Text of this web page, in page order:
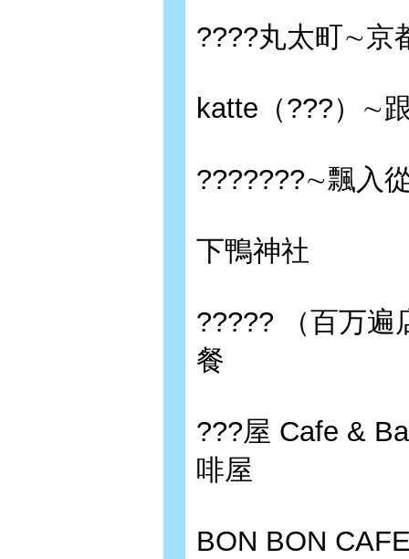
????丸太町∼京
katte（???）∼
???????∼飄入
下鴨神社
????? （百万遍
餐
???屋 Cafe &
啡屋
BON BON